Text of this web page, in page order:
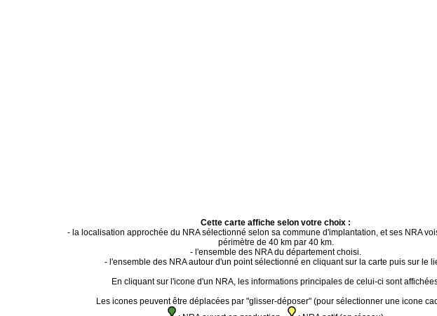
Cette carte affiche selon votre choix :
- la localisation approchée du NRA sélectionné selon sa commune d'implantation, et ses NRA
périmètre de 40 km par 40 km.
- l'ensemble des NRA du département choisi.
- l'ensemble des NRA autour d'un point sélectionné en cliquant sur la carte puis sur le
En cliquant sur l'icone d'un NRA, les informations principales de celui-ci sont
Les icones peuvent être déplacées par "glisser-déposer" (pour sélectionner une icone